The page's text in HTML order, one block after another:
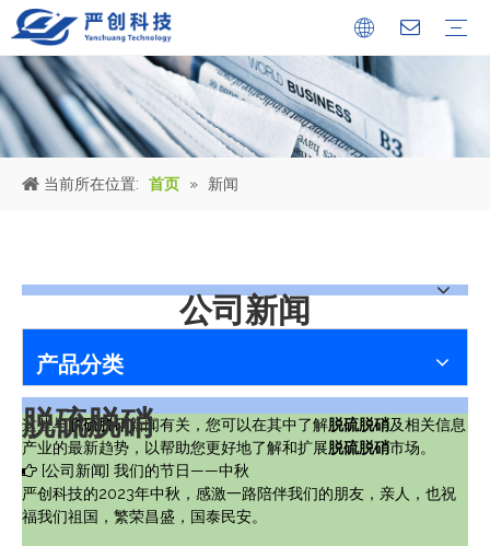
当前所在位置: 首页 » 新闻
公司新闻
产品分类
脱硫脱硝
这些与脱硫脱硝新闻有关，您可以在其中了解脱硫脱硝及相关信息
产业的最新趋势，以帮助您更好地了解和扩展脱硫脱硝市场。
[公司新闻] 我们的节日——中秋
严创科技的2023年中秋，感激一路陪伴我们的朋友，亲人，也祝
福我们祖国，繁荣昌盛，国泰民安。